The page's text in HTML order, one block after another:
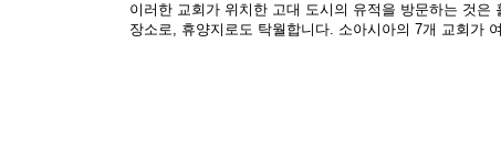
이러한 교회가 위치한 고대 도시의 유적을 방문하는 것
장소로, 휴양지로도 탁월합니다. 소아시아의 7개 교회가